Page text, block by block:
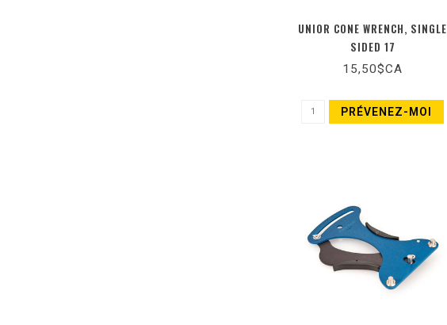
UNIOR CONE WRENCH, SINGLE
SIDED 17
15,50$CA
PRÉVENEZ-MOI